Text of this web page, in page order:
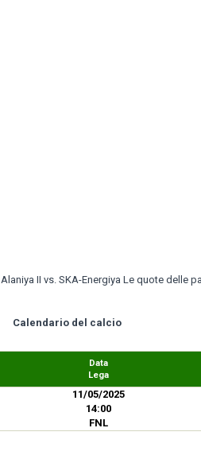
Alaniya II vs. SKA-Energiya Le quote
Calendario del calcio
Data
Lega
11/05/2025
14:00
FNL